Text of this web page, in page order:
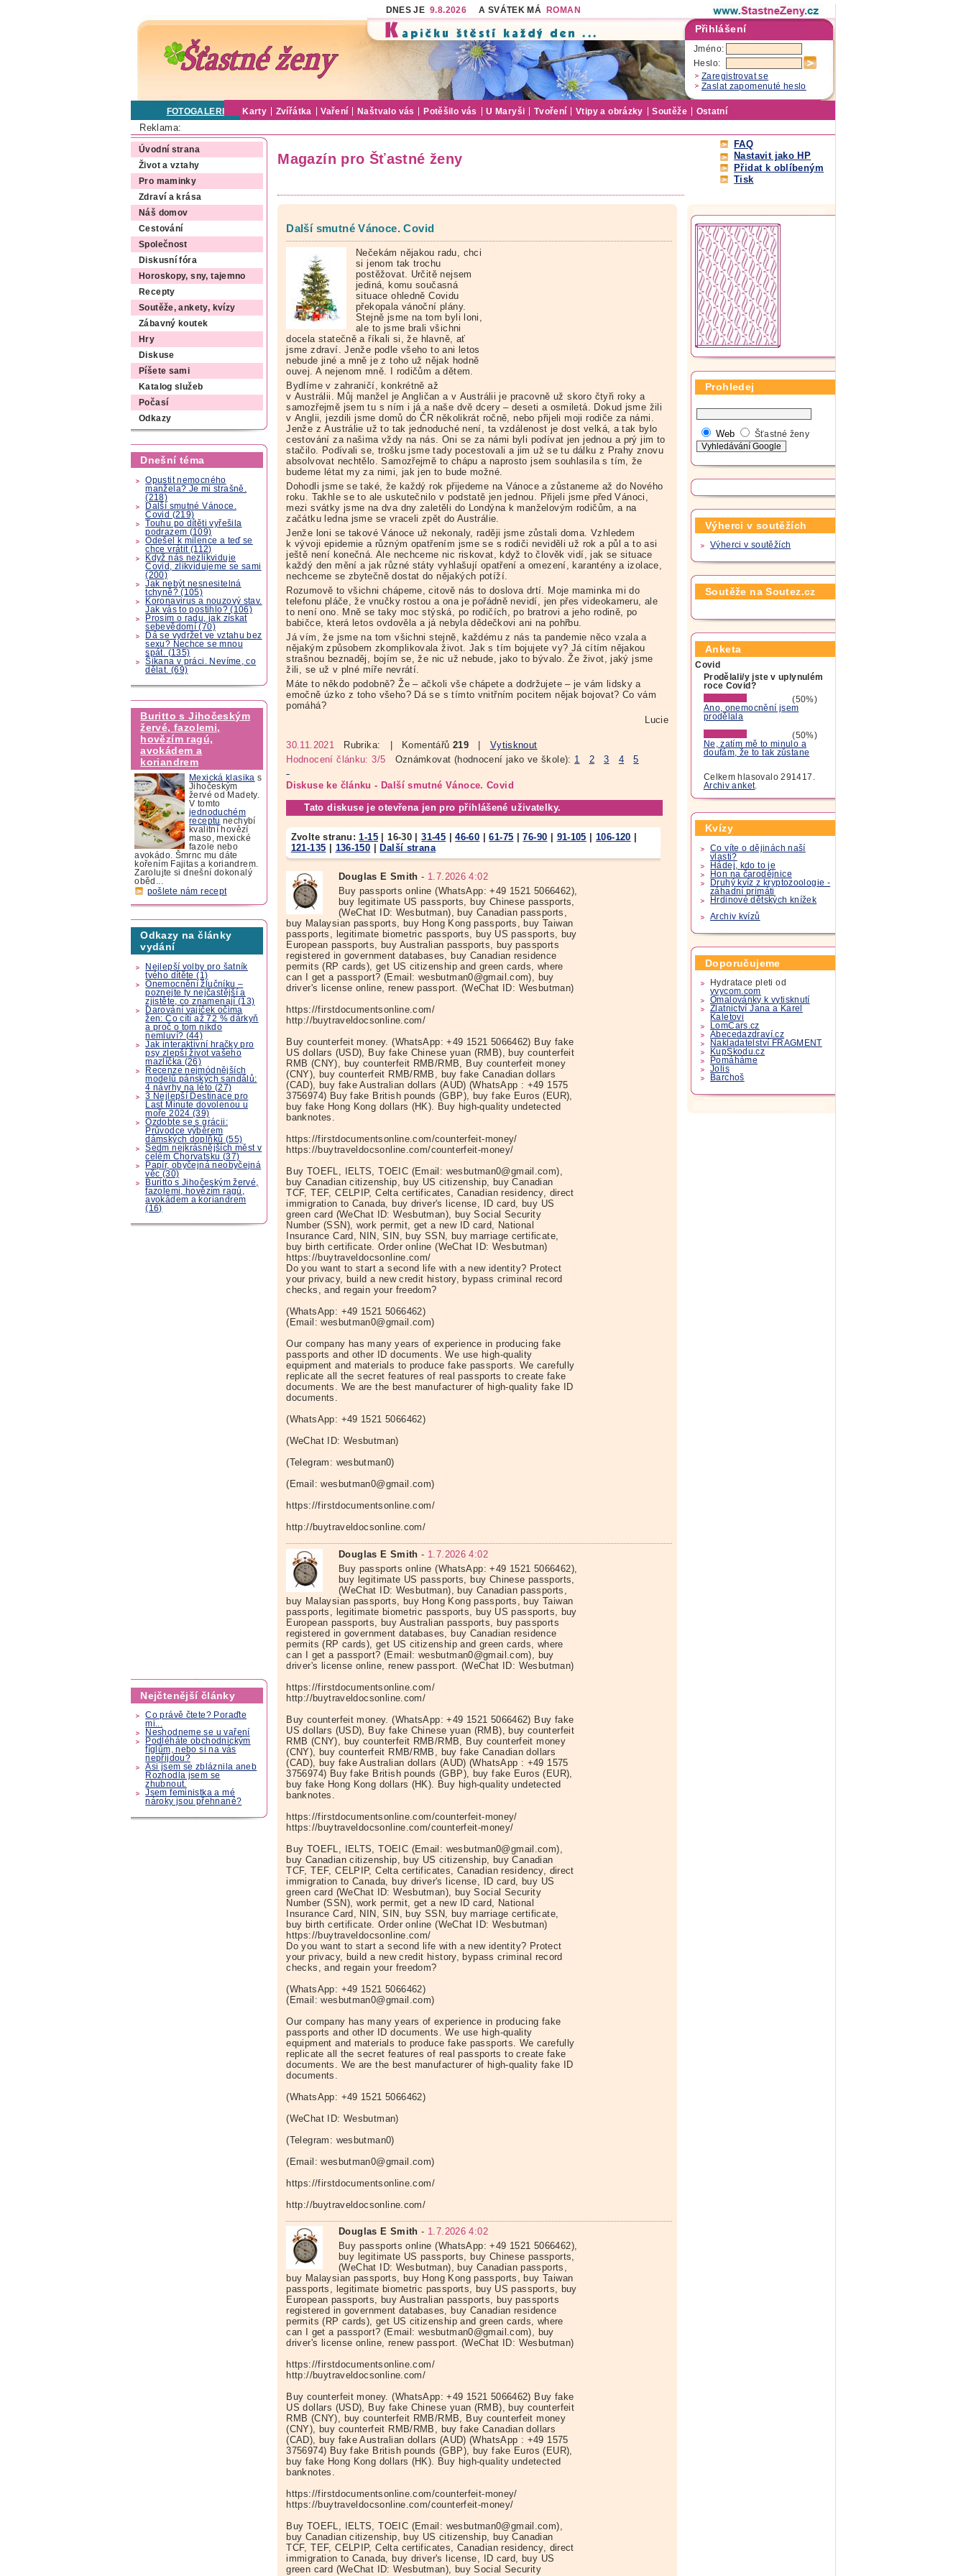
DNES JE 9.8.2026 A SVÁTEK MÁ ROMAN
Přihlášení
Jméno:
Heslo:
Zaregistrovat se
Zaslat zapomenuté heslo
FOTOGALERIE Karty Zvířátka Vaření Naštvalo vás Potěšilo vás U Maryši Tvoření Vtipy a obrázky Soutěže Ostatní
Reklama:
Úvodní strana
Život a vztahy
Pro maminky
Zdraví a krása
Náš domov
Cestování
Společnost
Diskusní fóra
Horoskopy, sny, tajemno
Recepty
Soutěže, ankety, kvízy
Zábavný koutek
Hry
Diskuse
Píšete sami
Katalog služeb
Počasí
Odkazy
Dnešní téma
Opustit nemocného
manžela? Je mi strašně.
(218)
Další smutné Vánoce.
Covid (219)
Touhu po dítěti vyřešila
podrazem (109)
Odešel k milence a teď se
chce vrátit (112)
Když nás nezlikviduje
Covid, zlikvidujeme se sami
(200)
Jak nebýt nesnesitelná
tchyně? (105)
Koronavirus a nouzový stav.
Jak vás to postihlo? (106)
Prosím o radu, jak získat
sebevědomí (70)
Dá se vydržet ve vztahu bez
sexu? Nechce se mnou
spát. (135)
Šikana v práci. Nevíme, co
dělat. (69)
Buritto s Jihočeským
žervé, fazolemi,
hovězím ragú,
avokádem a
koriandrem
Mexická klasika s
Jihočeským
žervé od Madety.
V tomto
jednoduchém
receptu nechybí
kvalitní hovězí
maso, mexické
fazole nebo
avokádo. Šmrnc mu dáte
kořením Fajitas a koriandrem.
Zarolujte si dnešní dokonalý
oběd...
pošlete nám recept
Odkazy na články
vydání
Nejlepší volby pro šatník
tvého dítěte (1)
Onemocnění žlučníku –
poznejte ty nejčastější a
zjistěte, co znamenají (13)
Darování vajíček očima
žen: Co cítí až 72 % dárkyň
a proč o tom nikdo
nemluví? (44)
Jak interaktivní hračky pro
psy zlepší život vašeho
mazlíčka (26)
Recenze nejmódnějších
modelů pánských sandálů:
4 návrhy na léto (27)
3 Nejlepší Destinace pro
Last Minute dovolenou u
moře 2024 (39)
Ozdobte se s grácii:
Průvodce výběrem
dámských doplňků (55)
Sedm nejkrásnějších měst v
celém Chorvatsku (37)
Papír, obyčejná neobyčejná
věc (30)
Buritto s Jihočeským žervé,
fazolemi, hovězím ragú,
avokádem a koriandrem
(16)
Nejčtenější články
Co právě čtete? Poraďte
mi...
Neshodneme se u vaření
Podléháte obchodnickým
fíglům, nebo si na vás
nepřijdou?
Asi jsem se zbláznila aneb
Rozhodla jsem se
zhubnout.
Jsem feministka a mé
nároky jsou přehnané?
Magazín pro Šťastné ženy
FAQ
Nastavit jako HP
Přidat k oblíbeným
Tisk
Další smutné Vánoce. Covid
Nečekám nějakou radu, chci
si jenom tak trochu
postěžovat. Určitě nejsem
jediná, komu současná
situace ohledně Covidu
překopala vánoční plány.
Stejně jsme na tom byli loni,
ale to jsme brali všichni
docela statečně a říkali si, že hlavně, ať
jsme zdraví. Jenže podle všeho to ani letos
nebude jiné a mně je z toho už nějak hodně
ouvej. A nejenom mně. I rodičům a dětem.
Bydlíme v zahraničí, konkrétně až
v Austrálii. Můj manžel je Angličan a v Austrálii je pracovně už skoro čtyři roky a
samozřejmě jsem tu s ním i já a naše dvě dcery – deseti a osmiletá. Dokud jsme žili
v Anglii, jezdili jsme domů do ČR několikrát ročně, nebo přijeli moji rodiče za námi.
Jenže z Austrálie už to tak jednoduché není, ta vzdálenost je dost velká, a tak bylo
cestování za našima vždy na nás. Oni se za námi byli podívat jen jednou a prý jim to
stačilo. Podívali se, trošku jsme tady pocestovali a jim už se tu dálku z Prahy znovu
absolvovat nechtělo. Samozřejmě to chápu a naprosto jsem souhlasila s tím, že
budeme létat my za nimi, jak jen to bude možné.
Dohodli jsme se také, že každý rok přijedeme na Vánoce a zůstaneme až do Nového
roku. Takhle se to ale uskutečnilo v podstatě jen jednou. Přijeli jsme před Vánoci,
mezi svátky jsme na dva dny zaletěli do Londýna k manželovým rodičům, a na
začátku ledna jsme se vraceli zpět do Austrálie.
Jenže loni se takové Vánoce už nekonaly, raději jsme zůstali doma. Vzhledem
k vývoji epidemie a různým opatřením jsme se s rodiči neviděli už rok a půl a to asi
ještě není konečná. Ale nechceme nic riskovat, když to člověk vidí, jak se situace
každý den mění a jak různé státy vyhlašují opatření a omezení, karantény a izolace,
nechceme se zbytečně dostat do nějakých potíží.
Rozumově to všichni chápeme, citově nás to doslova drtí. Moje maminka mi do
telefonu pláče, že vnučky rostou a ona je pořádně nevidí, jen přes videokameru, ale
to není ono. Mně se taky moc stýská, po rodičích, po bratrovi a jeho rodině, po
babičce, která letos ovdověla a já nebyla dědečkovi ani na pohřbu.
Já vím, že jsme na tom všichni stejně, každému z nás ta pandemie něco vzala a
nějakým způsobem zkomplikovala život. Jak s tím bojujete vy? Já cítím nějakou
strašnou beznaděj, bojím se, že nic už nebude, jako to bývalo. Že život, jaký jsme
žili, se už v plné míře nevrátí.
Máte to někdo podobně? Že – ačkoli vše chápete a dodržujete – je vám lidsky a
emočně úzko z toho všeho? Dá se s tímto vnitřním pocitem nějak bojovat? Co vám
pomáhá?
Lucie
30.11.2021 Rubrika: | Komentářů 219
Vytisknout
Hodnocení článku: 3/5 Oznámkovat (hodnocení jako ve škole): 1 2 3 4 5
Diskuse ke článku - Další smutné Vánoce. Covid
Tato diskuse je otevřena jen pro přihlášené uživatelky.
Zvolte stranu:1-15 | 16-30 |31-45 |46-60 |61-75 |76-90 | 91-105 |106-120 |
121-135 | 136-150 |Další strana
Douglas E Smith - 1.7.2026 4:02
Buy passports online (WhatsApp: +49 1521 5066462),
buy legitimate US passports, buy Chinese passports,
(WeChat ID: Wesbutman), buy Canadian passports,
buy Malaysian passports, buy Hong Kong passports, buy Taiwan
passports, legitimate biometric passports, buy US passports, buy
European passports, buy Australian passports, buy passports
registered in government databases, buy Canadian residence
permits (RP cards), get US citizenship and green cards, where
can I get a passport? (Email: wesbutman0@gmail.com), buy
driver's license online, renew passport. (WeChat ID: Wesbutman)
https://firstdocumentsonline.com/
http://buytraveldocsonline.com/
Buy counterfeit money. (WhatsApp: +49 1521 5066462) Buy fake
US dollars (USD), Buy fake Chinese yuan (RMB), buy counterfeit
RMB (CNY), buy counterfeit RMB/RMB, Buy counterfeit money
(CNY), buy counterfeit RMB/RMB, buy fake Canadian dollars
(CAD), buy fake Australian dollars (AUD) (WhatsApp : +49 1575
3756974) Buy fake British pounds (GBP), buy fake Euros (EUR),
buy fake Hong Kong dollars (HK). Buy high-quality undetected
banknotes.
https://firstdocumentsonline.com/counterfeit-money/
https://buytraveldocsonline.com/counterfeit-money/
Buy TOEFL, IELTS, TOEIC (Email: wesbutman0@gmail.com),
buy Canadian citizenship, buy US citizenship, buy Canadian
TCF, TEF, CELPIP, Celta certificates, Canadian residency, direct
immigration to Canada, buy driver's license, ID card, buy US
green card (WeChat ID: Wesbutman), buy Social Security
Number (SSN), work permit, get a new ID card, National
Insurance Card, NIN, SIN, buy SSN, buy marriage certificate,
buy birth certificate. Order online (WeChat ID: Wesbutman)
https://buytraveldocsonline.com/
Do you want to start a second life with a new identity? Protect
your privacy, build a new credit history, bypass criminal record
checks, and regain your freedom?
(WhatsApp: +49 1521 5066462)
(Email: wesbutman0@gmail.com)
Our company has many years of experience in producing fake
passports and other ID documents. We use high-quality
equipment and materials to produce fake passports. We carefully
replicate all the secret features of real passports to create fake
documents. We are the best manufacturer of high-quality fake ID
documents.
(WhatsApp: +49 1521 5066462)
(WeChat ID: Wesbutman)
(Telegram: wesbutman0)
(Email: wesbutman0@gmail.com)
https://firstdocumentsonline.com/
http://buytraveldocsonline.com/
Douglas E Smith - 1.7.2026 4:02
Buy passports online (WhatsApp: +49 1521 5066462),
buy legitimate US passports, buy Chinese passports,
(WeChat ID: Wesbutman), buy Canadian passports,
buy Malaysian passports, buy Hong Kong passports, buy Taiwan
passports, legitimate biometric passports, buy US passports, buy
European passports, buy Australian passports, buy passports
registered in government databases, buy Canadian residence
permits (RP cards), get US citizenship and green cards, where
can I get a passport? (Email: wesbutman0@gmail.com), buy
driver's license online, renew passport. (WeChat ID: Wesbutman)
https://firstdocumentsonline.com/
http://buytraveldocsonline.com/
Buy counterfeit money. (WhatsApp: +49 1521 5066462) Buy fake
US dollars (USD), Buy fake Chinese yuan (RMB), buy counterfeit
RMB (CNY), buy counterfeit RMB/RMB, Buy counterfeit money
(CNY), buy counterfeit RMB/RMB, buy fake Canadian dollars
(CAD), buy fake Australian dollars (AUD) (WhatsApp : +49 1575
3756974) Buy fake British pounds (GBP), buy fake Euros (EUR),
buy fake Hong Kong dollars (HK). Buy high-quality undetected
banknotes.
https://firstdocumentsonline.com/counterfeit-money/
https://buytraveldocsonline.com/counterfeit-money/
Buy TOEFL, IELTS, TOEIC (Email: wesbutman0@gmail.com),
buy Canadian citizenship, buy US citizenship, buy Canadian
TCF, TEF, CELPIP, Celta certificates, Canadian residency, direct
immigration to Canada, buy driver's license, ID card, buy US
green card (WeChat ID: Wesbutman), buy Social Security
Number (SSN), work permit, get a new ID card, National
Insurance Card, NIN, SIN, buy SSN, buy marriage certificate,
buy birth certificate. Order online (WeChat ID: Wesbutman)
https://buytraveldocsonline.com/
Do you want to start a second life with a new identity? Protect
your privacy, build a new credit history, bypass criminal record
checks, and regain your freedom?
(WhatsApp: +49 1521 5066462)
(Email: wesbutman0@gmail.com)
Our company has many years of experience in producing fake
passports and other ID documents. We use high-quality
equipment and materials to produce fake passports. We carefully
replicate all the secret features of real passports to create fake
documents. We are the best manufacturer of high-quality fake ID
documents.
(WhatsApp: +49 1521 5066462)
(WeChat ID: Wesbutman)
(Telegram: wesbutman0)
(Email: wesbutman0@gmail.com)
https://firstdocumentsonline.com/
http://buytraveldocsonline.com/
Douglas E Smith - 1.7.2026 4:02
Buy passports online (WhatsApp: +49 1521 5066462),
buy legitimate US passports, buy Chinese passports,
(WeChat ID: Wesbutman), buy Canadian passports,
buy Malaysian passports, buy Hong Kong passports, buy Taiwan
passports, legitimate biometric passports, buy US passports, buy
European passports, buy Australian passports, buy passports
registered in government databases, buy Canadian residence
permits (RP cards), get US citizenship and green cards, where
can I get a passport? (Email: wesbutman0@gmail.com), buy
driver's license online, renew passport. (WeChat ID: Wesbutman)
https://firstdocumentsonline.com/
http://buytraveldocsonline.com/
Buy counterfeit money. (WhatsApp: +49 1521 5066462) Buy fake
US dollars (USD), Buy fake Chinese yuan (RMB), buy counterfeit
RMB (CNY), buy counterfeit RMB/RMB, Buy counterfeit money
(CNY), buy counterfeit RMB/RMB, buy fake Canadian dollars
(CAD), buy fake Australian dollars (AUD) (WhatsApp : +49 1575
3756974) Buy fake British pounds (GBP), buy fake Euros (EUR),
buy fake Hong Kong dollars (HK). Buy high-quality undetected
banknotes.
https://firstdocumentsonline.com/counterfeit-money/
https://buytraveldocsonline.com/counterfeit-money/
Buy TOEFL, IELTS, TOEIC (Email: wesbutman0@gmail.com),
buy Canadian citizenship, buy US citizenship, buy Canadian
TCF, TEF, CELPIP, Celta certificates, Canadian residency, direct
immigration to Canada, buy driver's license, ID card, buy US
green card (WeChat ID: Wesbutman), buy Social Security
Prohledej
Web Šťastné ženy
Výherci v soutěžích
Výherci v soutěžích
Soutěže na Soutez.cz
Anketa
Covid
Prodělali/y jste v uplynulém
roce Covid?
(50%)
Ano, onemocnění jsem
prodělala
(50%)
Ne, zatím mě to minulo a
doufám, že to tak zůstane
Celkem hlasovalo 291417.
Archiv anket.
Kvízy
Co víte o dějinách naší
vlasti?
Hádej, kdo to je
Hon na čarodějnice
Druhý kvíz z kryptozoologie -
záhadní primáti
Hrdinové dětských knížek
Archiv kvízů
Doporučujeme
Hydratace pleti od
yvycom.com
Omalovánky k vytisknutí
Zlatnictví Jana a Karel
Kaletovi
LomCars.cz
Abecedazdraví.cz
Nakladatelství FRAGMENT
KupSkodu.cz
Pomáháme
Jolis
Barchoš